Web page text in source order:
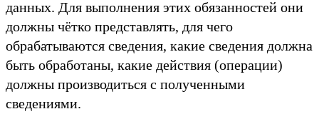
данных. Для выполнения этих обязанностей они
должны чётко представлять, для чего
обрабатываются сведения, какие сведения должна
быть обработаны, какие действия (операции)
должны производиться с полученными
сведениями.